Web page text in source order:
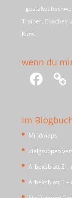
gestaltet
Trainer, Coaches
Kurs.
wenn du
Facebook
Im
Mindmaps
Zielgruppen
Arbeitsblatt 2 –
Arbeitsblatt 1 –